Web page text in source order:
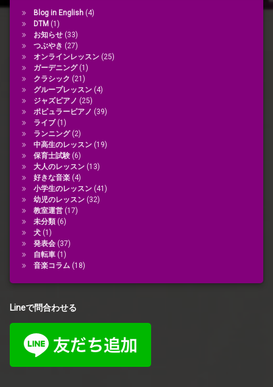
Blog in English(4)
DTM(1)
お知らせ(33)
つぶやき (27)
オンラインレッスン(25)
ガーデニング(1)
クラシック (21)
グループレッスン(4)
ジャズピアノ (25)
ポピュラーピアノ (39)
ライブ(1)
ランニング(2)
中高生のレッスン(19)
保育士試験(6)
大人のレッスン(13)
好きな音楽(4)
小学生のレッスン(41)
幼児のレッスン(32)
教室運営(17)
未分類(6)
犬(1)
発表会(37)
自転車(1)
音楽コラム (18)
Lineで問合わせる